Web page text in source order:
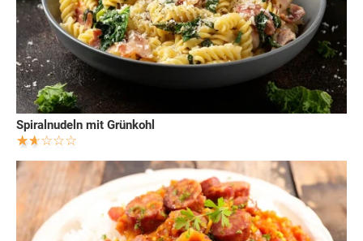
Spiralnudeln mit Grünkohl